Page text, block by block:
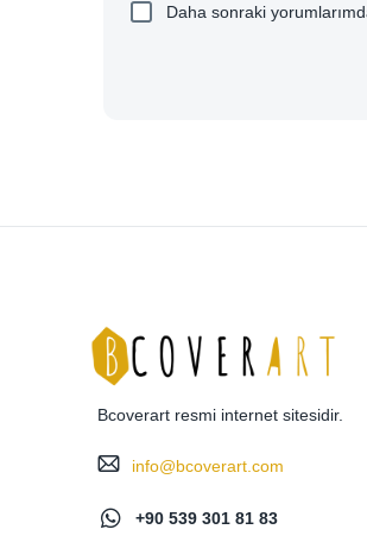
Daha sonraki
Bcoverart resmi internet sitesidir.
info@bcoverart.com
+90 539 301 81 83